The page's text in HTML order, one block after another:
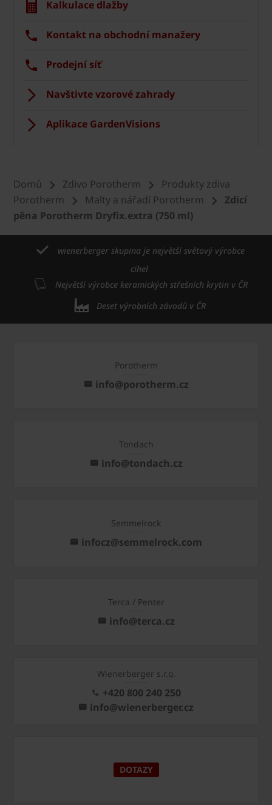
Kalkulace dlažby
Kontakt na obchodní manažery
Prodejní síť
Navštivte vzorové zahrady
Aplikace GardenVisions
Domů Zdivo Porotherm
Produkty zdiva
Porotherm
Malty a nářadí Porotherm
Zdicí
pěna Porotherm Dryfix.extra (750 ml)
wienerberger skupina je největší světový výrobce
cihel
Největší výrobce keramických střešních krytin v ČR
Deset výrobních závodů v ČR
Porotherm
info@porotherm.cz
Tondach
info@tondach.cz
Semmelrock
infocz@semmelrock.com
Terca / Penter
info@terca.cz
Wienerberger s.r.o.
+420 800 240 250
info@wienerberger.cz
DOTAZY